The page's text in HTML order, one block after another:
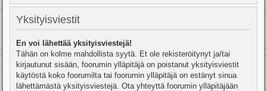
Yksityisviestit
En voi lähettää yksityisviestejä!
Tähän on kolme mahdollista syytä. Et ole rekisteröitynyt ja/tai
kirjautunut sisään, foorumin ylläpitäjä on poistanut yksityisviestit
käytöstä koko foorumilta tai foorumin ylläpitäjä on estänyt sinua
lähettämästä yksityisviestejä. Ota yhteyttä foorumin ylläpitäjään